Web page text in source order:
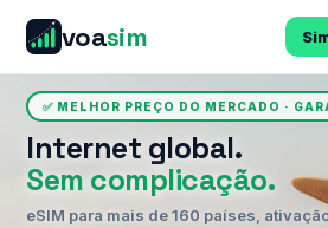
voasim
✅ MELHOR PREÇO DO MERCADO ·
Internet global.
Sem complicação.
eSIM para mais de 160 países,